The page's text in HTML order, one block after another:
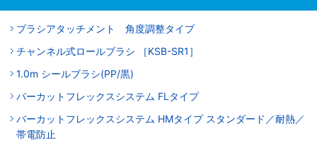
ブラシアタッチメント 角度調整タイプ
チャンネル式ロールブラシ ［KSB-SR1］
1.0m シールブラシ(PP/黒)
バーカットフレックスシステム FLタイプ
バーカットフレックスシステム HMタイプ スタンダード／耐熱／
帯電防止